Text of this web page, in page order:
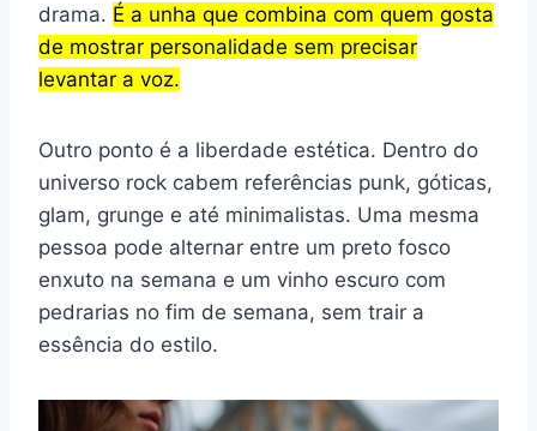
drama. É a unha que combina com quem gosta
de mostrar personalidade sem precisar
levantar a voz.
Outro ponto é a liberdade estética. Dentro do
universo rock cabem referências punk, góticas,
glam, grunge e até minimalistas. Uma mesma
pessoa pode alternar entre um preto fosco
enxuto na semana e um vinho escuro com
pedrarias no fim de semana, sem trair a
essência do estilo.